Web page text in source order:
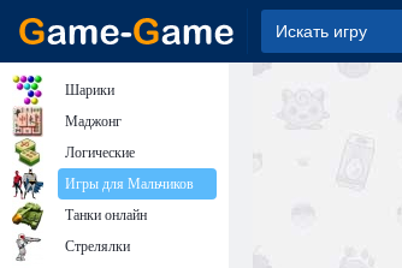
Шарики
Маджонг
Логические
Игры для Мальчиков
Танки онлайн
Стрелялки